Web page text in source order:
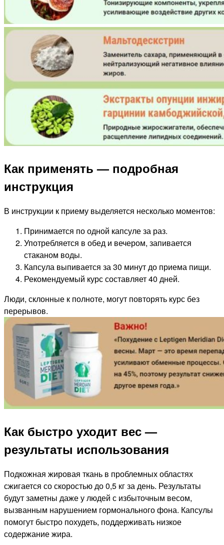
Как применять — подробная
инструкция
В инструкции к приему выделяется несколько моментов:
Принимается по одной капсуле за раз.
Употребляется в обед и вечером, запивается
стаканом воды.
Капсула выпивается за 30 минут до приема пищи.
Рекомендуемый курс составляет 40 дней.
Люди, склонные к полноте, могут повторять курс без
перерывов.
Как быстро уходит вес —
результаты использования
Подкожная жировая ткань в проблемных областях
сжигается со скоростью до 0,5 кг за день. Результаты
будут заметны даже у людей с избыточным весом,
вызванным нарушением гормонального фона. Капсулы
помогут быстро похудеть, поддерживать низкое
содержание жира.